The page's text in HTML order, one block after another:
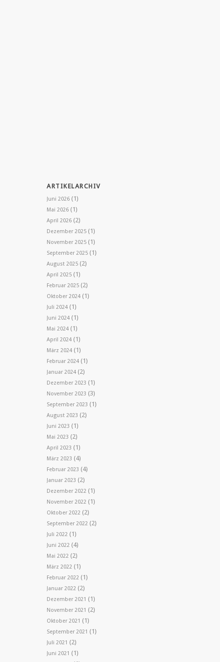
ARTIKELARCHIV
Juni 2026 (1)
Mai 2026 (1)
April 2026 (2)
Dezember 2025 (1)
November 2025 (1)
September 2025 (1)
August 2025 (2)
April 2025 (1)
Februar 2025 (2)
Oktober 2024 (1)
Juli 2024 (1)
Juni 2024 (1)
Mai 2024 (1)
April 2024 (1)
März 2024 (1)
Februar 2024 (1)
Januar 2024 (2)
Dezember 2023 (1)
November 2023 (3)
September 2023 (1)
August 2023 (2)
Juni 2023 (1)
Mai 2023 (2)
April 2023 (1)
März 2023 (4)
Februar 2023 (4)
Januar 2023 (2)
Dezember 2022 (1)
November 2022 (1)
Oktober 2022 (2)
September 2022 (2)
Juli 2022 (1)
Juni 2022 (4)
Mai 2022 (2)
März 2022 (1)
Februar 2022 (1)
Januar 2022 (2)
Dezember 2021 (1)
November 2021 (2)
Oktober 2021 (1)
September 2021 (1)
Juli 2021 (2)
Juni 2021 (1)